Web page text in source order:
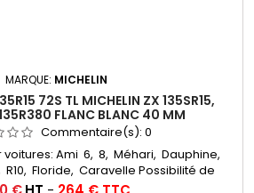
MARQUE: MICHELIN
72S TL MICHELIN ZX 135SR15,
FLANC BLANC 40 MM
Commentaire(s): 0
voitures: Ami 6, 8, Méhari, Dauphine,
Floride, Caravelle Possibilité de
chambre à air Chambres à air